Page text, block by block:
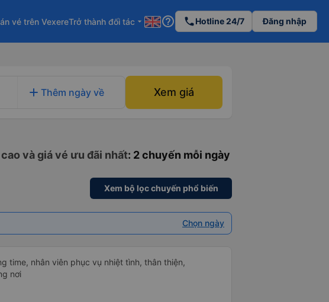
vé trên VexereTrở thành đối tác arrow_drop_down help_outline phoneHotline 24/7 Đăng nhập
add Thêm ngày về Xem giá
và giá vé ưu đãi nhất: 2 chuyến mỗi ngày
Xem bộ lọc chuyến phổ biến
Chọn ngày
time, nhân viên phục vụ nhiệt tình, thân thiện,
nơi